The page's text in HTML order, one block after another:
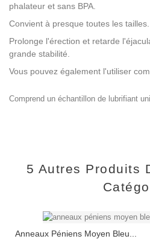
phalateur et sans BPA.
Convient à presque toutes les tailles.
Prolonge l'érection et retarde
grande stabilité.
Vous pouvez également l'utiliser
Comprend un échantillon de lubrifiant
5 Autres Produits
Anneaux Péniens Moyen Bleu...